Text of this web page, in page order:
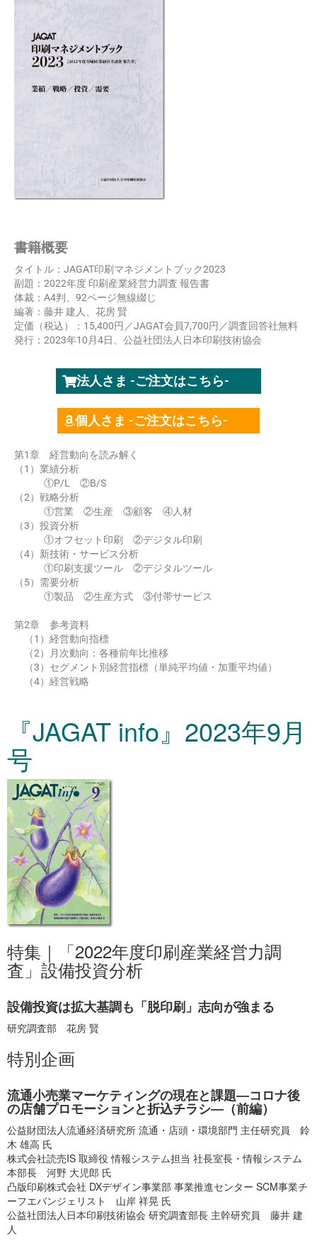
書籍概要
タイトル：JAGAT印刷マネジメントブック2023
副題：2022年度 印刷産業経営力調査 報告書
体裁：A4判、92ページ無線綴じ
編著：藤井 建人、花房 賢
定価（税込）：15,400円／JAGAT会員7,700円／調査回答社無料
発行：2023年10月4日、公益社団法人日本印刷技術協会
法人さま -ご注文はこちら-
個人さま -ご注文はこちら-
第1章 経営動向を読み解く
（1）業績分析
①P/L ②B/S
（2）戦略分析
①営業 ②生産 ③顧客 ④人材
（3）投資分析
①オフセット印刷 ②デジタル印刷
（4）新技術・サービス分析
①印刷支援ツール ②デジタルツール
（5）需要分析
①製品 ②生産方式 ③付帯サービス
第2章 参考資料
（1）経営動向指標
（2）月次動向：各種前年比推移
（3）セグメント別経営指標（単純平均値・加重平均値）
（4）経営戦略
『JAGAT info』2023年9月
号
特集｜「2022年度印刷産業経営力調
査」設備投資分析
設備投資は拡大基調も「脱印刷」志向が強まる
研究調査部 花房 賢
特別企画
流通小売業マーケティングの現在と課題―コロナ後
の店舗プロモーションと折込チラシ―（前編）
公益財団法人流通経済研究所 流通・店頭・環境部門 主任研究員 鈴
木 雄高 氏
株式会社読売IS 取締役 情報システム担当 社長室長・情報システム
本部長 河野 大児郎 氏
凸版印刷株式会社 DXデザイン事業部 事業推進センター SCM事業チ
ーフエバンジェリスト 山岸 祥晃 氏
公益社団法人日本印刷技術協会 研究調査部長 主幹研究員 藤井 建
人